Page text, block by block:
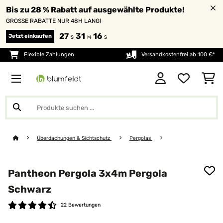
Bis zu 28 % Rabatt auf ausgewählte Produkte!
GROSSE RABATTE NUR 48H LANG!
Jetzt einkaufen 27 S 31 M 15 S
Flexible Zahlungen Versandkostenfrei ab 100 €*
Überdachungen & Sichtschutz Pergolas
Pantheon Pergola 3x4m Pergola
Schwarz
22 Bewertungen